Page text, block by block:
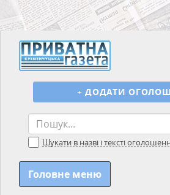
Шукати в назві і тексті
+ ДОДАТИ
Головне меню